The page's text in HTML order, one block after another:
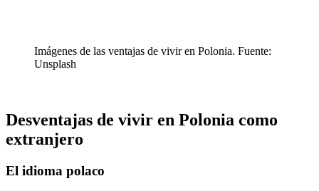
Imágenes de las ventajas de vivir en Polonia. Fuente:
Unsplash
Desventajas de vivir en Polonia como
extranjero
El idioma polaco